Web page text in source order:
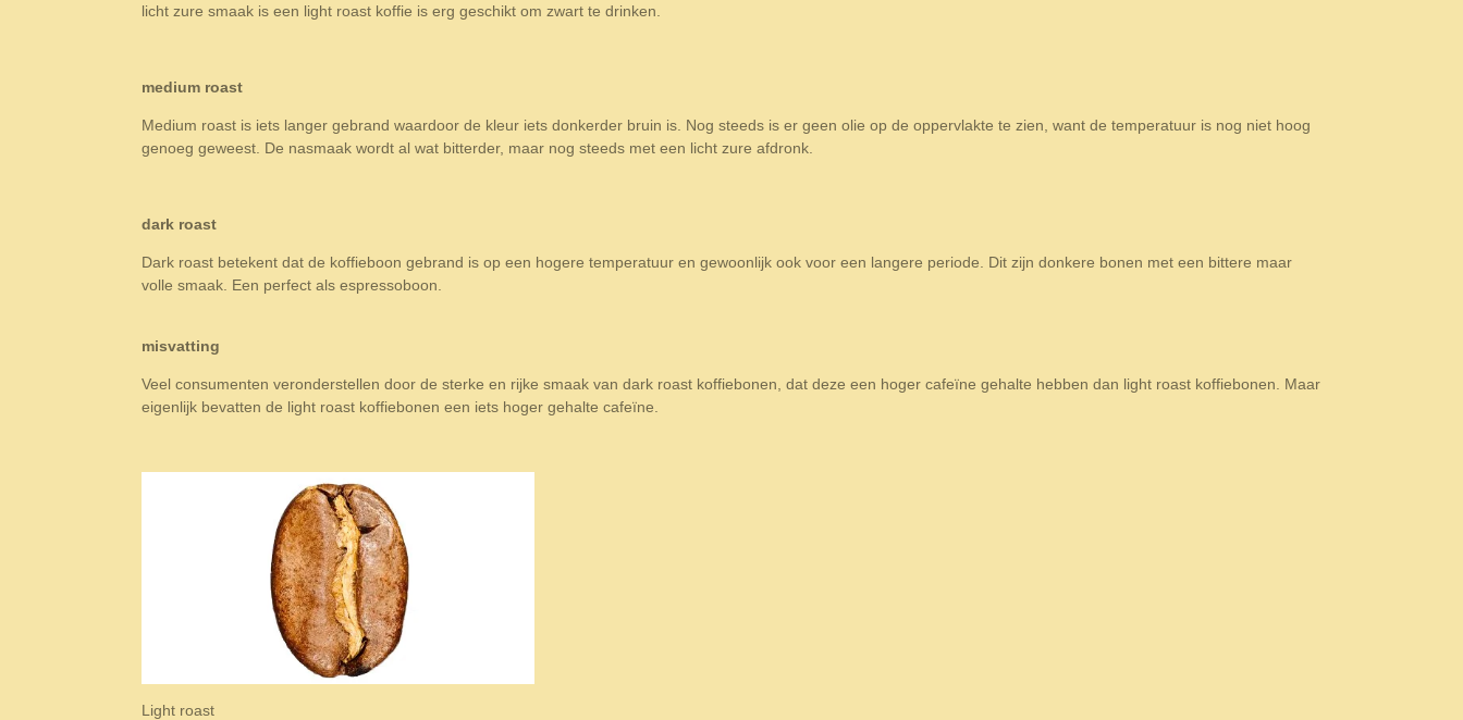
licht zure smaak is een light roast koffie is erg geschikt om zwart te drinken.
medium roast
Medium roast is iets langer gebrand waardoor de kleur iets donkerder bruin is. Nog steeds is er geen olie op de oppervlakte te zien, want de temperatuur is nog niet hoog
genoeg geweest. De nasmaak wordt al wat bitterder, maar nog steeds met een licht zure afdronk.
dark roast
Dark roast betekent dat de koffieboon gebrand is op een hogere temperatuur en gewoonlijk ook voor een langere periode. Dit zijn donkere bonen met een bittere maar
volle smaak. Een perfect als espressoboon.
misvatting
Veel consumenten veronderstellen door de sterke en rijke smaak van dark roast koffiebonen, dat deze een hoger cafeïne gehalte hebben dan light roast koffiebonen. Maar
eigenlijk bevatten de light roast koffiebonen een iets hoger gehalte cafeïne.
Light roast